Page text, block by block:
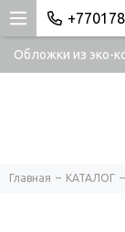
Обложки из эко-
Главная КАТАЛОГ